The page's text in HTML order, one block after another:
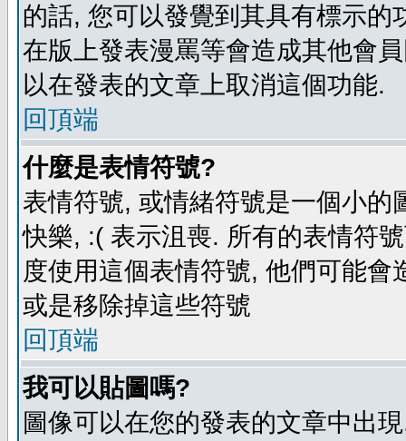
的話, 您可以發覺到其具有標示
在版上發表漫罵等會造成其他會
以在發表的文章上取消這個功能.
回頂端
什麼是表情符號?
表情符號, 或情緒符號是一個小
快樂, :( 表示沮喪. 所有的表情符
度使用這個表情符號, 他們可能
或是移除掉這些符號
回頂端
我可以貼圖嗎?
圖像可以在您的發表的文章中出